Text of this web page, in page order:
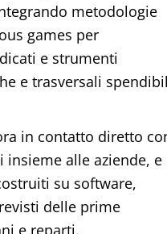
metodologie
games per
e strumenti
e trasversali
in contatto diretto
alle aziende, e
su software,
delle prime
e reparti.